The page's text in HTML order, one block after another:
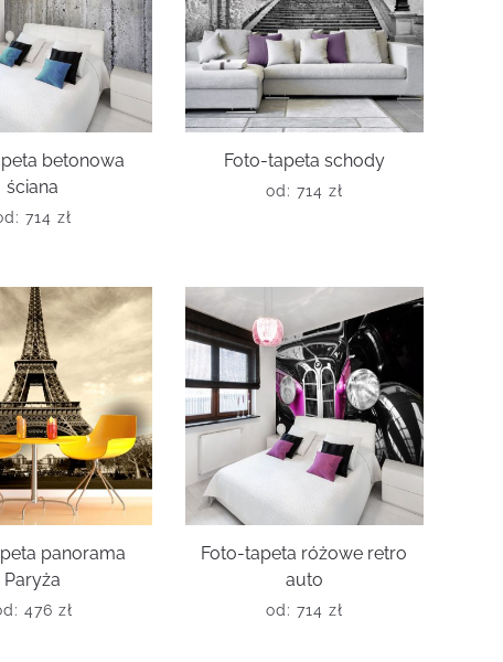
betonowa
ściana
714 zł
Foto-tapeta schody
od: 714 zł
panorama
Paryża
476 zł
Foto-tapeta różowe retro
auto
od: 714 zł